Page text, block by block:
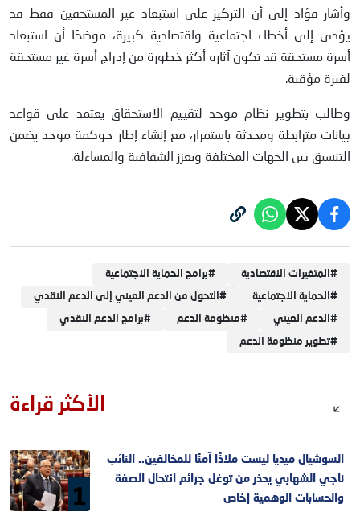
وأشار فؤاد إلى أن التركيز على استبعاد غير المستحقين فقط قد
يؤدي إلى أخطاء اجتماعية واقتصادية كبيرة، موضحًا أن استبعاد
أسرة مستحقة قد تكون آثاره أكثر خطورة من إدراج أسرة غير مستحقة
لفترة مؤقتة.
وطالب بتطوير نظام موحد لتقييم الاستحقاق يعتمد على قواعد
بيانات مترابطة ومحدثة باستمرار، مع إنشاء إطار حوكمة موحد يضمن
التنسيق بين الجهات المختلفة ويعزز الشفافية والمساءلة.
# المتغيرات الاقتصادية #برامج الحماية الاجتماعية
# الحماية الاجتماعية # التحول من الدعم العيني إلى الدعم النقدي
# الدعم العيني #منظومة الدعم #برامج الدعم النقدي
#تطوير منظومة الدعم
الأكثر قراءة
1
السوشيال ميديا ليست ملاذًا آمنًا للمخالفين.. النائب
ناجي الشهابي يحذر من توغل جرائم انتحال الصفة
والحسابات الوهمية |خاص